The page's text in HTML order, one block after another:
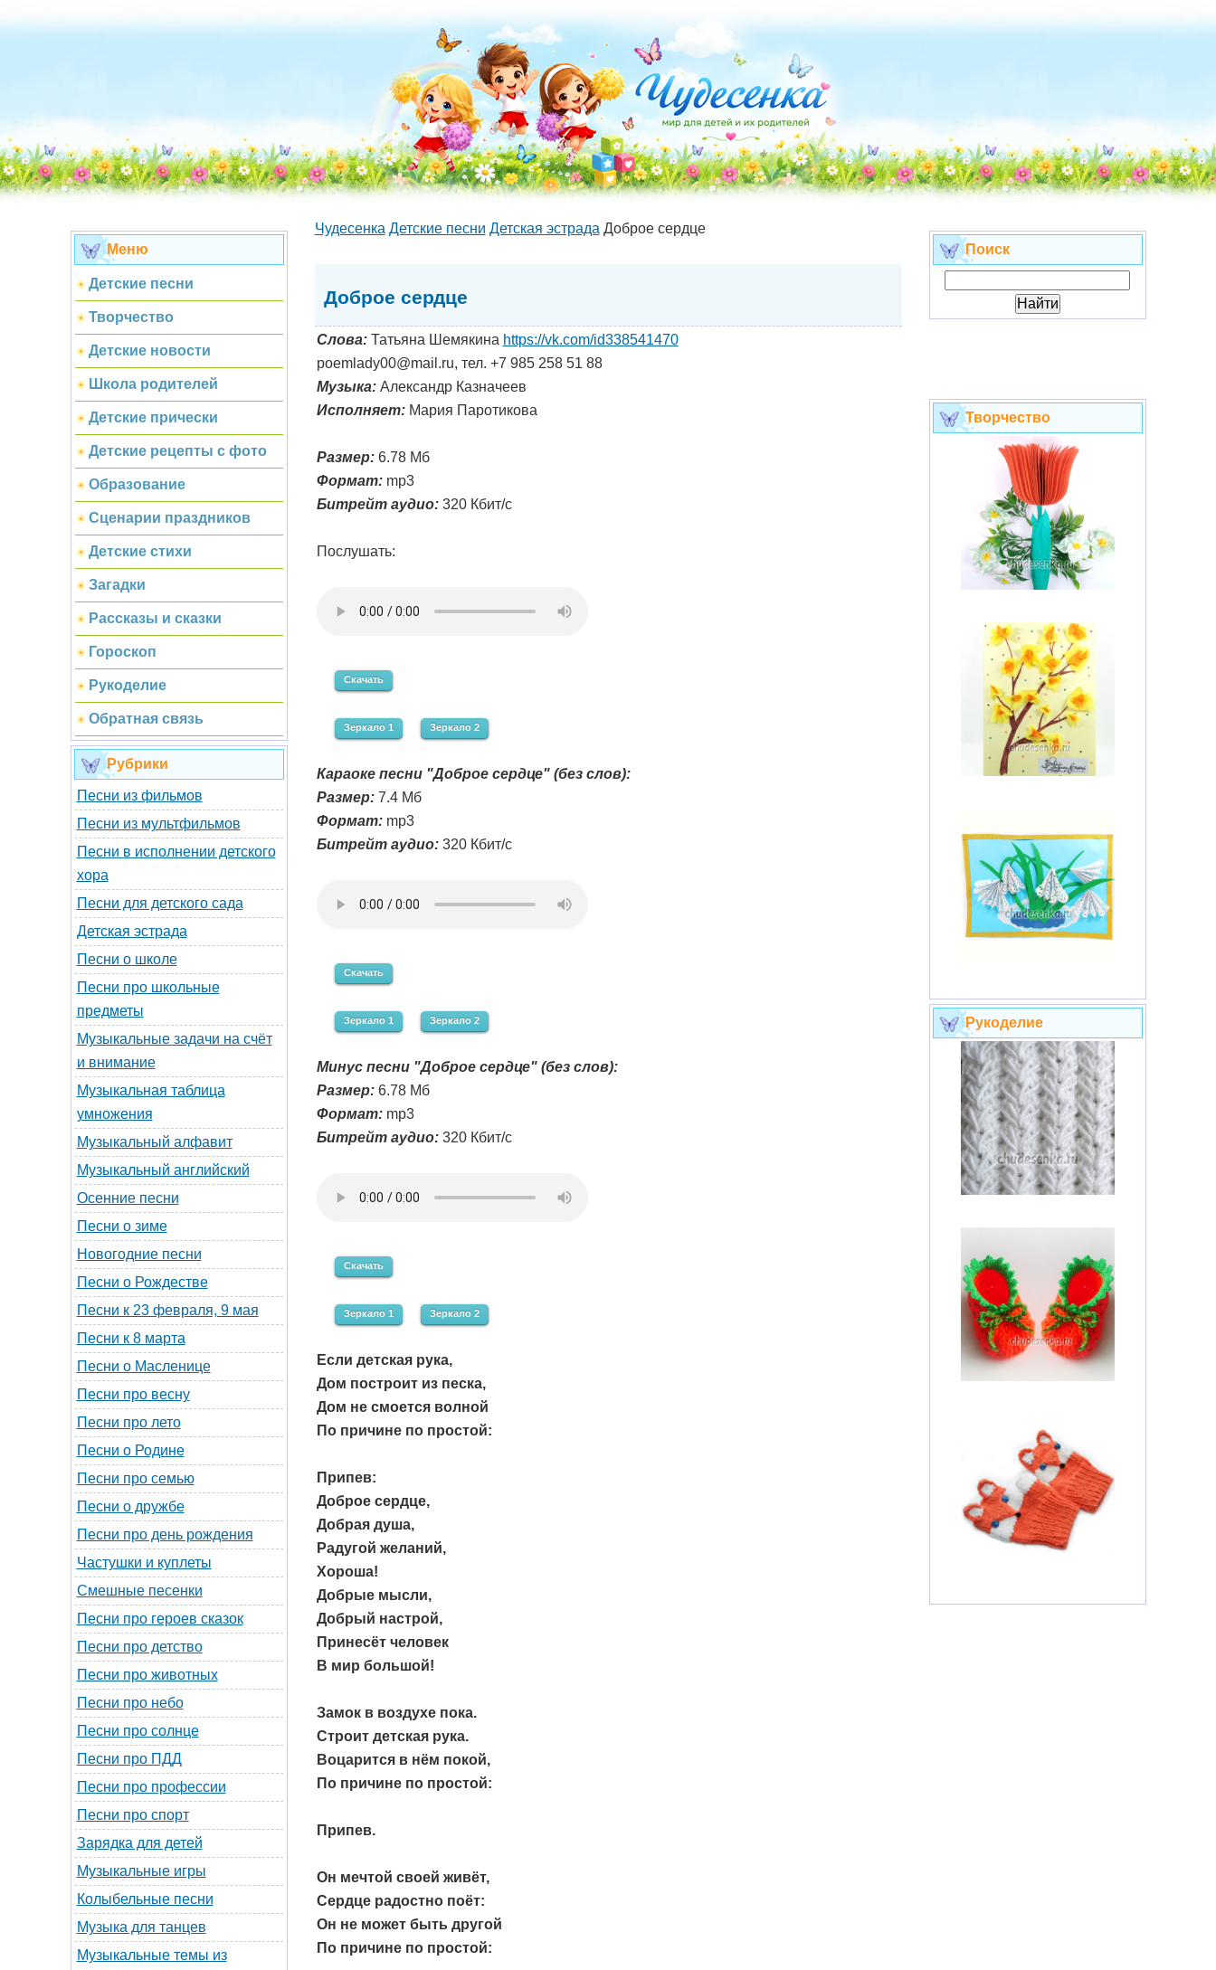
Меню
Детские песни
Творчество
Детские новости
Школа родителей
Детские прически
Детские рецепты с фото
Образование
Сценарии праздников
Детские стихи
Загадки
Рассказы и сказки
Гороскоп
Рукоделие
Обратная связь
Рубрики
Песни из фильмов
Песни из мультфильмов
Песни в исполнении детского
хора
Песни для детского сада
Детская эстрада
Песни о школе
Песни про школьные
предметы
Музыкальные задачи на счёт
и внимание
Музыкальная таблица
умножения
Музыкальный алфавит
Музыкальный английский
Осенние песни
Песни о зиме
Новогодние песни
Песни о Рождестве
Песни к 23 февраля, 9 мая
Песни к 8 марта
Песни о Масленице
Песни про весну
Песни про лето
Песни о Родине
Песни про семью
Песни о дружбе
Песни про день рождения
Частушки и куплеты
Смешные песенки
Песни про героев сказок
Песни про детство
Песни про животных
Песни про небо
Песни про солнце
Песни про ПДД
Песни про профессии
Песни про спорт
Зарядка для детей
Музыкальные игры
Колыбельные песни
Музыка для танцев
Музыкальные темы из
Чудесенка Детские песни Детская эстрада Доброе сердце
Доброе сердце
Слова:Татьяна Шемякина https://vk.com/id338541470
poemlady00@mail.ru, тел. +7 985 258 51 88
Музыка:Александр Казначеев
Исполняет:Мария Паротикова
Размер:6.78 Мб
Формат:mp3
Битрейт аудио:320 Кбит/с
Послушать:
Скачать
Зеркало 1 Зеркало 2
Караоке песни "Доброе сердце" (без слов):
Размер:7.4 Мб
Формат:mp3
Битрейт аудио:320 Кбит/с
Скачать
Зеркало 1 Зеркало 2
Минус песни "Доброе сердце" (без слов):
Размер:6.78 Мб
Формат:mp3
Битрейт аудио:320 Кбит/с
Скачать
Зеркало 1 Зеркало 2
Если детская рука,
Дом построит из песка,
Дом не смоется волной
По причине по простой:
Припев:
Доброе сердце,
Добрая душа,
Радугой желаний,
Хороша!
Добрые мысли,
Добрый настрой,
Принесёт человек
В мир большой!
Замок в воздухе пока.
Строит детская рука.
Воцарится в нём покой,
По причине по простой:
Припев.
Он мечтой своей живёт,
Сердце радостно поёт:
Он не может быть другой
По причине по простой:
Поиск
Творчество
Рукоделие